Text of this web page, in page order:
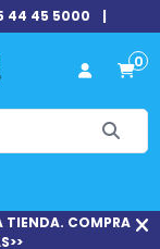
44 45 5000 |
0
TIENDA. COMPRA